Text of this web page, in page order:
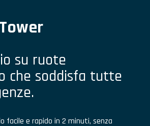
su ruote
che soddisfa tutte
facile e rapido in 2 minuti, senza